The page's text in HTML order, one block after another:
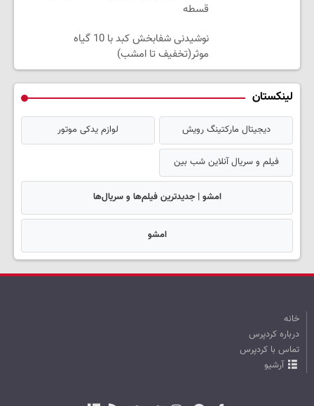
قسطه
نوشیدنی شفابخش کبد با 10 گیاه
موثر(تخفیف تا امشب)
لینکستان
دیجیتال مارکتینگ رویش لوازم یدکی موتور
فیلم و سریال آنلاین شب بین
امشو | جدیدترین فیلم‌ها و سریال‌ها
امشو
خانه
درباره کردپرس
تماس با کردپرس
آرشیو